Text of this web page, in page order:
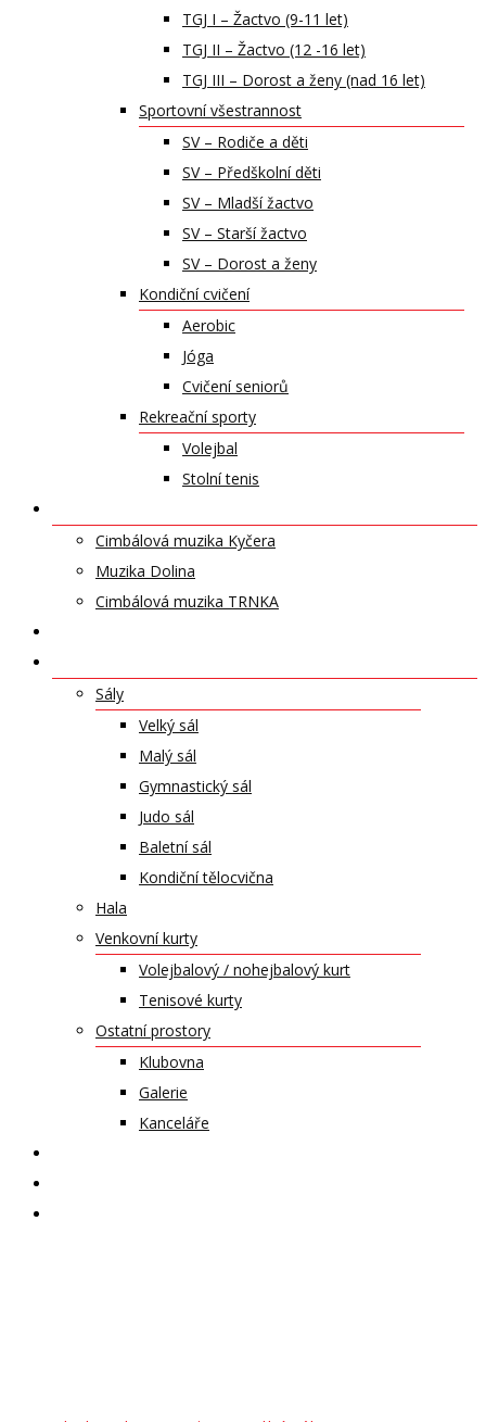
TGJ I – Žactvo (9-11 let)
TGJ II – Žactvo (12 -16 let)
TGJ III – Dorost a ženy (nad 16 let)
Sportovní všestrannost
SV – Rodiče a děti
SV – Předškolní děti
SV – Mladší žactvo
SV – Starší žactvo
SV – Dorost a ženy
Kondiční cvičení
Aerobic
Jóga
Cvičení seniorů
Rekreační sporty
Volejbal
Stolní tenis
Cimbálová muzika Kyčera
Muzika Dolina
Cimbálová muzika TRNKA
Sály
Velký sál
Malý sál
Gymnastický sál
Judo sál
Baletní sál
Kondiční tělocvična
Hala
Venkovní kurty
Volejbalový / nohejbalový kurt
Tenisové kurty
Ostatní prostory
Klubovna
Galerie
Kanceláře